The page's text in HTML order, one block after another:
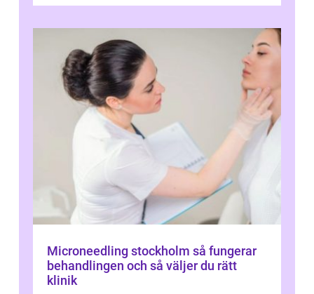
Microneedling stockholm så fungerar
behandlingen och så väljer du rätt
klinik